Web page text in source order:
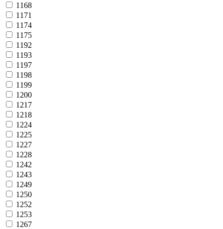
1168
1171
1174
1175
1192
1193
1197
1198
1199
1200
1217
1218
1224
1225
1227
1228
1242
1243
1249
1250
1252
1253
1267